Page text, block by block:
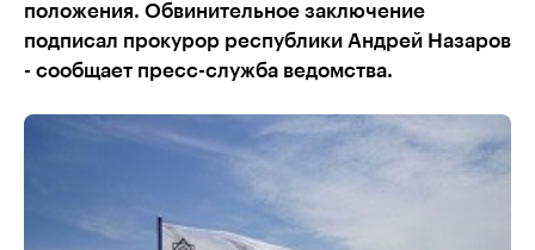
положения. Обвинительное заключение
подписал прокурор республики Андрей Назаров
- сообщает пресс-служба ведомства.